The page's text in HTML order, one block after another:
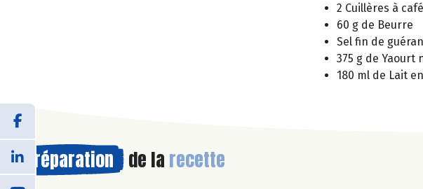
2 Cuillères à
60 g de Beurre
Sel fin de
375 g de Yaourt
180 ml de Lait
Préparation de la recette